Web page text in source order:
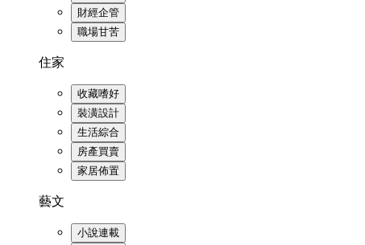
財經企管
職場甘苦
住家
收藏嗜好
裝潢設計
生活綜合
房產買賣
家居佈置
藝文
小說連載